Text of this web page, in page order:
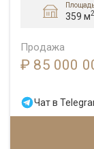
359 м2
Продажа
₽ 85 000
Чат в